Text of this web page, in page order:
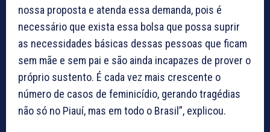
nossa proposta e atenda essa demanda, pois é
necessário que exista essa bolsa que possa suprir
as necessidades básicas dessas pessoas que ficam
sem mãe e sem pai e são ainda incapazes de prover o
próprio sustento. É cada vez mais crescente o
número de casos de feminicídio, gerando tragédias
não só no Piauí, mas em todo o Brasil”, explicou.